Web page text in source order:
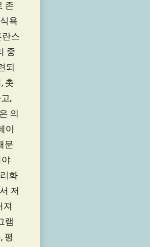
존
욕
란스
중
되
촛
,
의
이
문
화
저
져
램
평